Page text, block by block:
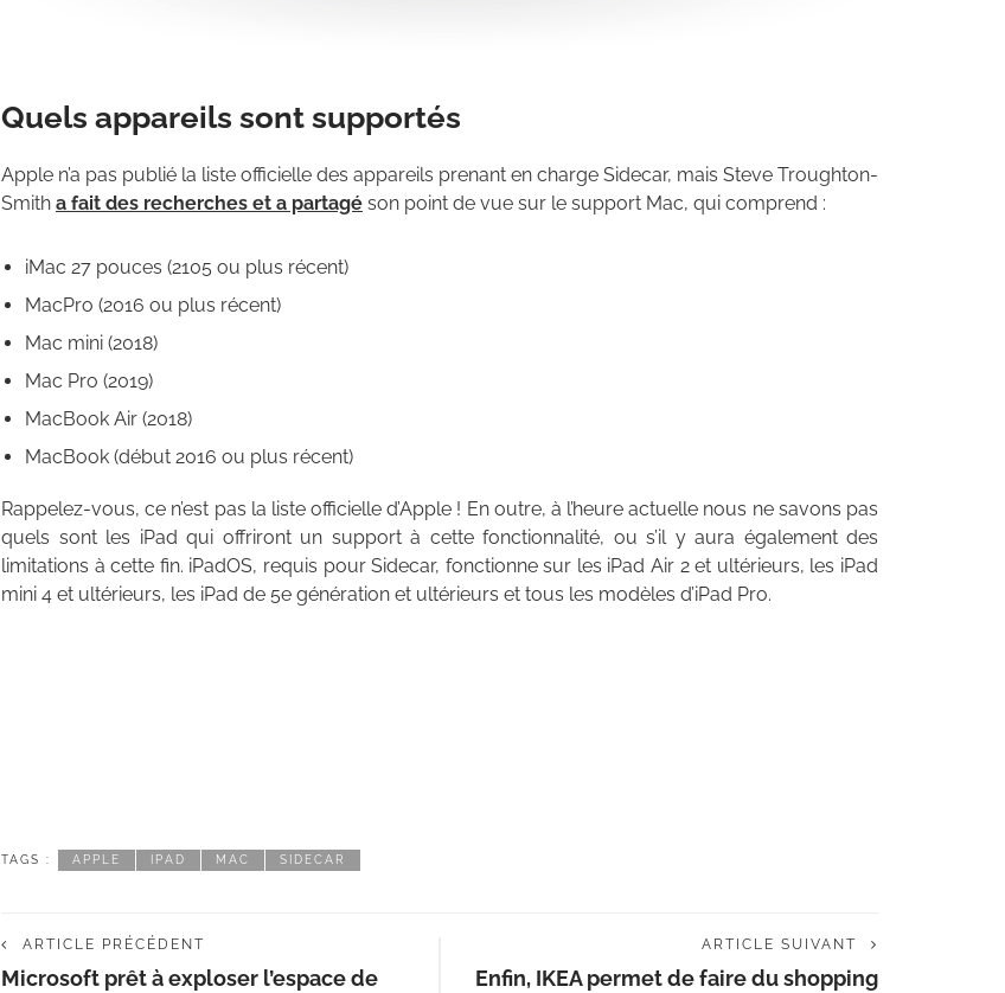
Quels appareils sont supportés
Apple n’a pas publié la liste officielle des appareils prenant en charge Sidecar, mais Steve Troughton-
Smith a fait des recherches et a partagé son point de vue sur le support Mac, qui comprend :
iMac 27 pouces (2105 ou plus récent)
MacPro (2016 ou plus récent)
Mac mini (2018)
Mac Pro (2019)
MacBook Air (2018)
MacBook (début 2016 ou plus récent)
Rappelez-vous, ce n’est pas la liste officielle d’Apple ! En outre, à l’heure actuelle nous ne savons pas
quels sont les iPad qui offriront un support à cette fonctionnalité, ou s’il y aura également des
limitations à cette fin. iPadOS, requis pour Sidecar, fonctionne sur les iPad Air 2 et ultérieurs, les iPad
mini 4 et ultérieurs, les iPad de 5e génération et ultérieurs et tous les modèles d’iPad Pro.
TAGS : APPLE IPAD MAC SIDECAR
ARTICLE PRÉCÉDENT
Microsoft prêt à exploser l’espace de
ARTICLE SUIVANT
Enfin, IKEA permet de faire du shopping